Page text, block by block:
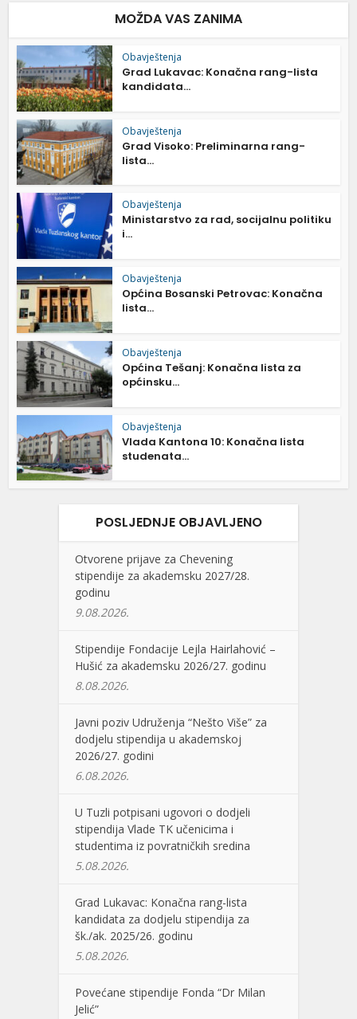
MOŽDA VAS ZANIMA
Obavještenja
Grad Lukavac: Konačna rang-lista
kandidata...
Obavještenja
Grad Visoko: Preliminarna rang-
lista...
Obavještenja
Ministarstvo za rad, socijalnu politiku
i...
Obavještenja
Općina Bosanski Petrovac: Konačna
lista...
Obavještenja
Općina Tešanj: Konačna lista za
općinsku...
Obavještenja
Vlada Kantona 10: Konačna lista
studenata...
POSLJEDNJE OBJAVLJENO
Otvorene prijave za Chevening
stipendije za akademsku 2027/28.
godinu
9.08.2026.
Stipendije Fondacije Lejla Hairlahović –
Hušić za akademsku 2026/27. godinu
8.08.2026.
Javni poziv Udruženja “Nešto Više” za
dodjelu stipendija u akademskoj
2026/27. godini
6.08.2026.
U Tuzli potpisani ugovori o dodjeli
stipendija Vlade TK učenicima i
studentima iz povratničkih sredina
5.08.2026.
Grad Lukavac: Konačna rang-lista
kandidata za dodjelu stipendija za
šk./ak. 2025/26. godinu
5.08.2026.
Povećane stipendije Fonda “Dr Milan
Jelić”